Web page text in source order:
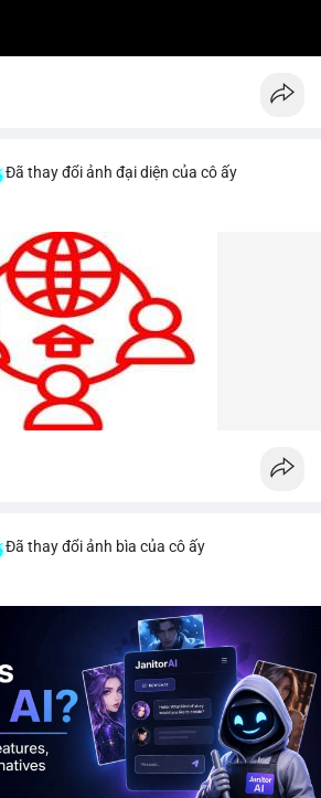
Đã thay đổi ảnh đại diện của cô ấy
Đã thay đổi ảnh bìa của cô ấy